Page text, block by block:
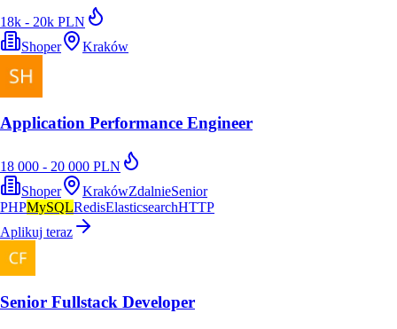
18k - 20k PLN
Shoper
Kraków
Application Performance Engineer
18 000 - 20 000 PLN
Shoper
KrakówZdalnieSenior
PHPMySQLRedisElasticsearchHTTP
Aplikuj teraz
Senior Fullstack Developer